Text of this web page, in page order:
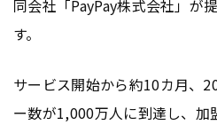
同会社「PayPay株式会社」が
す。
サービス開始から約10カ月、
ー数が1,000万人に到達し、